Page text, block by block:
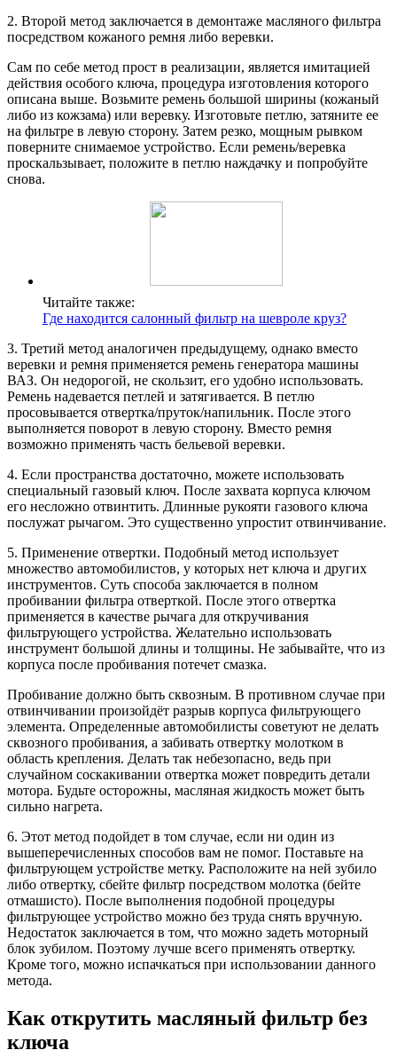
2. Второй метод заключается в демонтаже масляного фильтра
посредством кожаного ремня либо веревки.
Сам по себе метод прост в реализации, является имитацией
действия особого ключа, процедура изготовления которого
описана выше. Возьмите ремень большой ширины (кожаный
либо из кожзама) или веревку. Изготовьте петлю, затяните ее
на фильтре в левую сторону. Затем резко, мощным рывком
поверните снимаемое устройство. Если ремень/веревка
проскальзывает, положите в петлю наждачку и попробуйте
снова.
Читайте также:
Где находится салонный фильтр на шевроле круз?
3. Третий метод аналогичен предыдущему, однако вместо
веревки и ремня применяется ремень генератора машины
ВАЗ. Он недорогой, не скользит, его удобно использовать.
Ремень надевается петлей и затягивается. В петлю
просовывается отвертка/пруток/напильник. После этого
выполняется поворот в левую сторону. Вместо ремня
возможно применять часть бельевой веревки.
4. Если пространства достаточно, можете использовать
специальный газовый ключ. После захвата корпуса ключом
его несложно отвинтить. Длинные рукояти газового ключа
послужат рычагом. Это существенно упростит отвинчивание.
5. Применение отвертки. Подобный метод использует
множество автомобилистов, у которых нет ключа и других
инструментов. Суть способа заключается в полном
пробивании фильтра отверткой. После этого отвертка
применяется в качестве рычага для откручивания
фильтрующего устройства. Желательно использовать
инструмент большой длины и толщины. Не забывайте, что из
корпуса после пробивания потечет смазка.
Пробивание должно быть сквозным. В противном случае при
отвинчивании произойдёт разрыв корпуса фильтрующего
элемента. Определенные автомобилисты советуют не делать
сквозного пробивания, а забивать отвертку молотком в
область крепления. Делать так небезопасно, ведь при
случайном соскакивании отвертка может повредить детали
мотора. Будьте осторожны, масляная жидкость может быть
сильно нагрета.
6. Этот метод подойдет в том случае, если ни один из
вышеперечисленных способов вам не помог. Поставьте на
фильтрующем устройстве метку. Расположите на ней зубило
либо отвертку, сбейте фильтр посредством молотка (бейте
отмашисто). После выполнения подобной процедуры
фильтрующее устройство можно без труда снять вручную.
Недостаток заключается в том, что можно задеть моторный
блок зубилом. Поэтому лучше всего применять отвертку.
Кроме того, можно испачкаться при использовании данного
метода.
Как открутить масляный фильтр без
ключа